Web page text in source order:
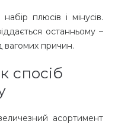
плюсів і мінусів.
останньому –
вагомих причин.
спосіб
асортимент